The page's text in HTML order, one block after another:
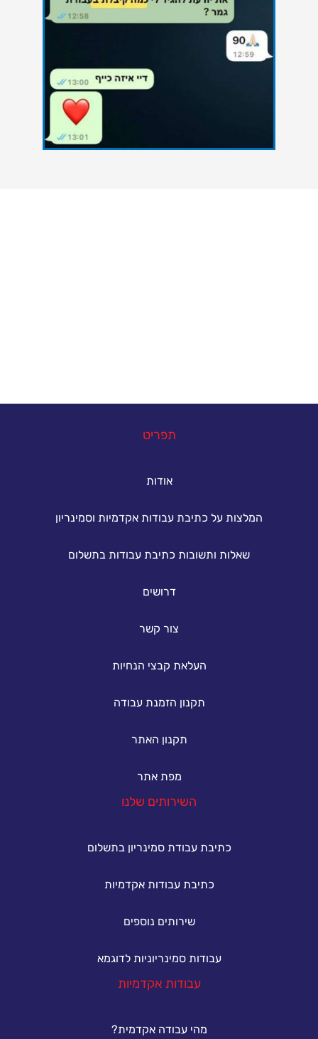
תפריט
אודות
המלצות על כתיבת עבודות אקדמיות וסמינריון
שאלות ותשובות כתיבת עבודות בתשלום
דרושים
צור קשר
העלאת קבצי הנחיות
תקנון הזמנת עבודה
תקנון האתר
מפת אתר
השירותים שלנו
כתיבת עבודת סמינריון בתשלום
כתיבת עבודות אקדמיות
שירותים נוספים
עבודות סמינריוניות לדוגמא
עבודות אקדמיות
מהי עבודה אקדמית?